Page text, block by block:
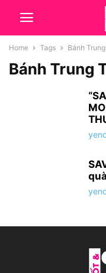
Home Tags Bánh
Bánh Trung